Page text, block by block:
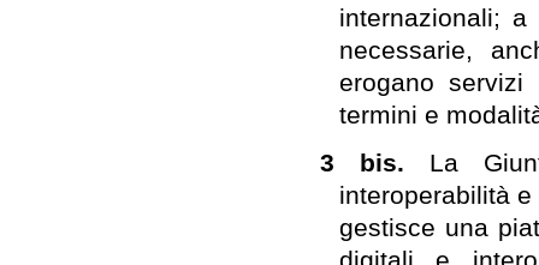
internazionali;
necessarie,
erogano servizi
termini e
3 bis. La
interoperabilità
gestisce una